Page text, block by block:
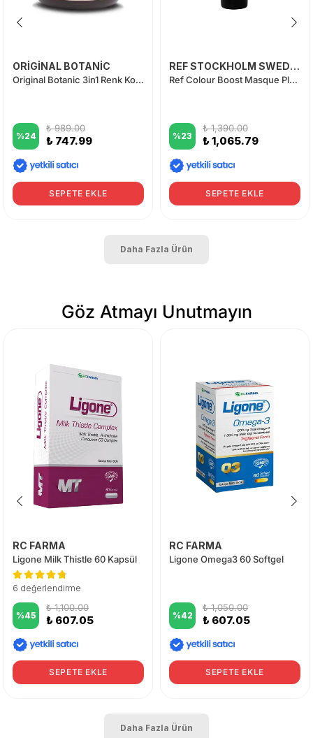
ORİGİNAL BOTANİC
Original Botanic 3in1 Renk Koruyucu Vegan Maske Kadın 250 ml
%24
₺ 989.00
₺ 747.99
SEPETE EKLE
REF STOCKHOLM SWEDEN
Ref Colour Boost Masque Platinum Blonde 200 ml
%23
₺ 1,390.00
₺ 1,065.79
SEPETE EKLE
Daha Fazla Ürün
Göz Atmayı Unutmayın
RC FARMA
Ligone Milk Thistle 60 Kapsül
6 değerlendirme
%45
₺ 1,100.00
₺ 607.05
SEPETE EKLE
RC FARMA
Ligone Omega3 60 Softgel
%42
₺ 1,050.00
₺ 607.05
SEPETE EKLE
Daha Fazla Ürün